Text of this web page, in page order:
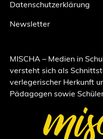
Datenschutzerklärung
Newsletter
MISCHA – Medien in
versteht sich als
verlegerischer Herkunft
Pädagogen sowie